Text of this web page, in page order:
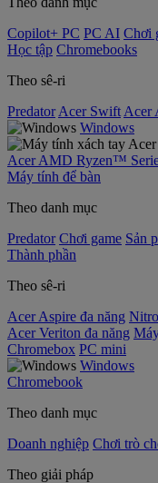
Copilot+ PC PC AI Chơi
Học tập Chromebooks
Theo sê-ri
Predator Acer Swift Acer
Windows
Acer AMD Ryzen™
Máy tính để bàn
Theo danh mục
Predator Chơi game Sản
Thành phần
Theo sê-ri
Acer Aspire đa năng Nitro
Acer Veriton đa năng
Chromebox PC mini
Windows
Chromebook
Theo danh mục
Doanh nghiệp Chơi trò
Theo giải pháp